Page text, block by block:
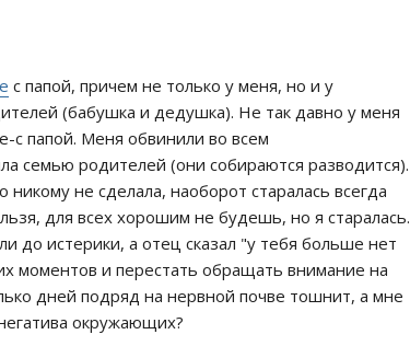
с папой, причем не только у меня, но и у
(бабушка и дедушка). Не так давно у меня
с папой. Меня обвинили во всем
семью родителей (они собираются разводится).
никому не сделала, наоборот старалась всегда
для всех хорошим не будешь, но я старалась.
до истерики, а отец сказал "у тебя больше нет
моментов и перестать обращать внимание на
дней подряд на нервной почве тошнит, а мне
окружающих?